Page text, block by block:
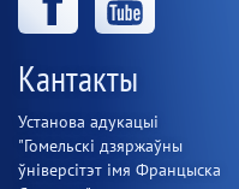
Кантакты
Установа адукацыі
"Гомельскі дзяржаўны
ўніверсітэт імя Францыска